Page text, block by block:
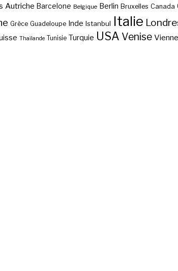
Autriche Barcelone Belgique Berlin Bruxelles Canada
Grèce Guadeloupe Inde Istanbul Italie
Thaïlande Tunisie Turquie USA Venise Vienne